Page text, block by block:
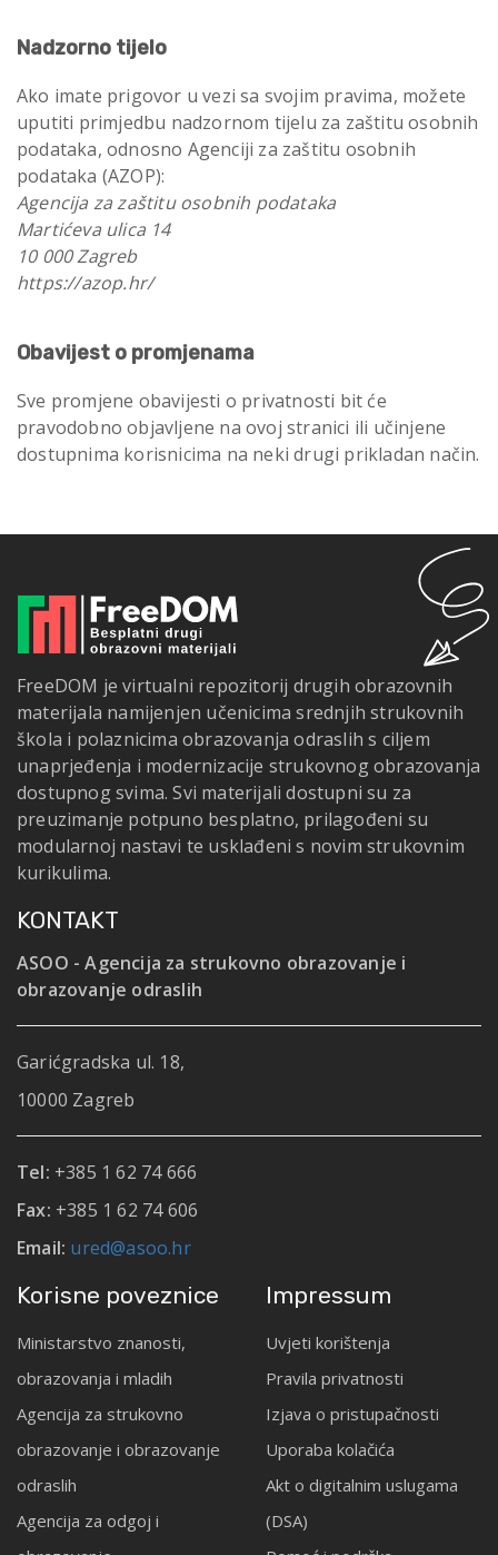
Nadzorno tijelo
Ako imate prigovor u vezi sa svojim pravima, možete
uputiti primjedbu nadzornom tijelu za zaštitu osobnih
podataka, odnosno Agenciji za zaštitu osobnih
podataka (AZOP):
Agencija za zaštitu osobnih podataka
Martićeva ulica 14
10 000 Zagreb
https://azop.hr/
Obavijest o promjenama
Sve promjene obavijesti o privatnosti bit će
pravodobno objavljene na ovoj stranici ili učinjene
dostupnima korisnicima na neki drugi prikladan način.
FreeDOM je virtualni repozitorij drugih obrazovnih
materijala namijenjen učenicima srednjih strukovnih
škola i polaznicima obrazovanja odraslih s ciljem
unaprjeđenja i modernizacije strukovnog obrazovanja
dostupnog svima. Svi materijali dostupni su za
preuzimanje potpuno besplatno, prilagođeni su
modularnoj nastavi te usklađeni s novim strukovnim
kurikulima.
KONTAKT
ASOO - Agencija za strukovno obrazovanje i
obrazovanje odraslih
Garićgradska ul. 18,
10000 Zagreb
Tel: +385 1 62 74 666
Fax: +385 1 62 74 606
Email: ured@asoo.hr
Korisne poveznice
Ministarstvo znanosti,
obrazovanja i mladih
Agencija za strukovno
obrazovanje i obrazovanje
odraslih
Agencija za odgoj i
Impressum
Uvjeti korištenja
Pravila privatnosti
Izjava o pristupačnosti
Uporaba kolačića
Akt o digitalnim uslugama
(DSA)